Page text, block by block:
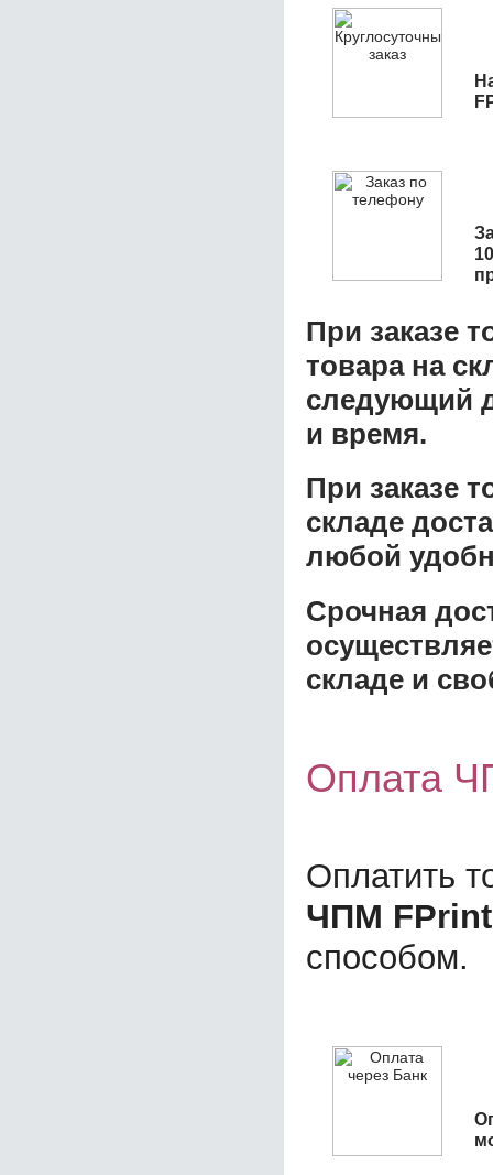
При заказе
товара на
следующий
и время.
При заказе
складе
любой
Срочная
складе и
Оплата
Оплатить
ЧПМ
способом.